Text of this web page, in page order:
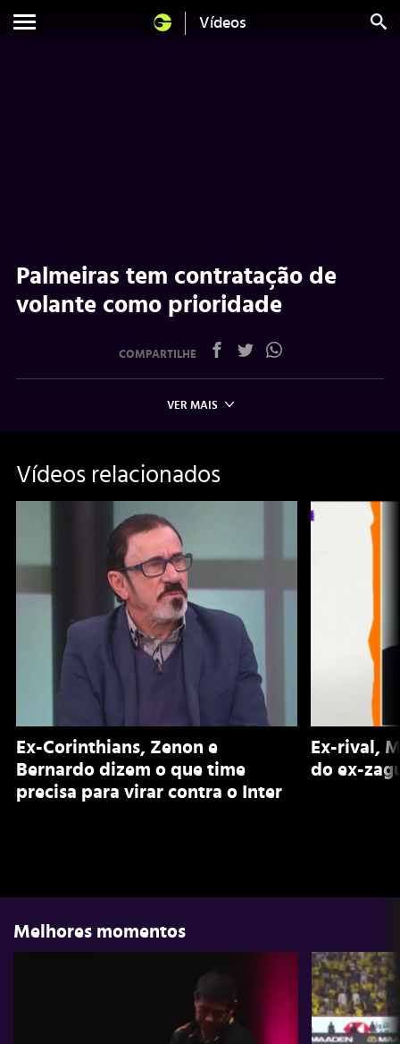
Vídeos
Palmeiras tem contratação de
volante como prioridade
COMPARTILHE
VER MAIS
Vídeos relacionados
Ex-Corinthians, Zenon e
Bernardo dizem o que time
precisa para virar contra o Inter
Ex-rival,
do ex-
Melhores momentos